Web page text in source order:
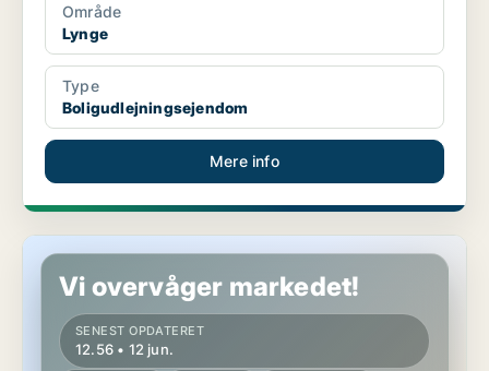
Område
Lynge
Type
Boligudlejningsejendom
Mere info
Restaurant i Lynge
Vi overvåger markedet!
SENEST OPDATERET
12.56 • 12 jun.